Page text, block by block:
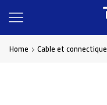
Home Cable et connectique